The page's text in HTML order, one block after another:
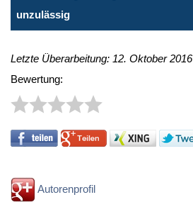
unzulässig
Letzte Überarbeitung: 12. Oktober 2016
Bewertung:
Autorenprofil